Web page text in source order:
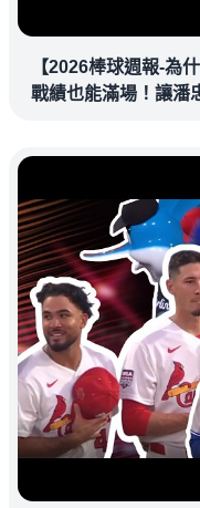
【2026棒球週報-為
戰績也能滿場！讓潘